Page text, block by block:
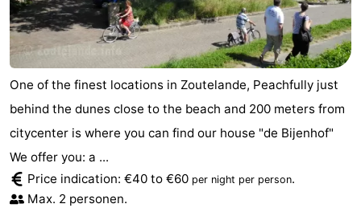
One of the finest locations in Zoutelande, Peachfully just
behind the dunes close to the beach and 200 meters from
citycenter is where you can find our house "de Bijenhof"
We offer you: a ...
Price indication: €40 to €60 per night per person.
Max. 2 personen.